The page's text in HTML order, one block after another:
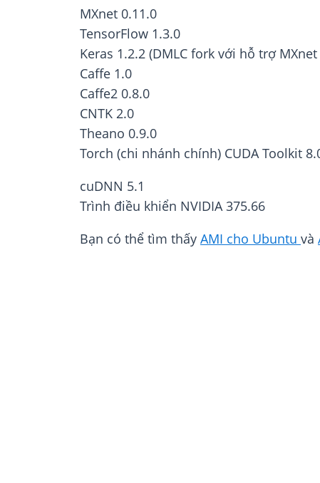
MXnet 0.11.0
TensorFlow 1.3.0
Keras 1.2.2 (DMLC fork với hỗ trợ MXnet
Caffe 1.0
Caffe2 0.8.0
CNTK 2.0
Theano 0.9.0
Torch (chi nhánh chính) CUDA Toolkit
cuDNN 5.1
Trình điều khiển NVIDIA 375.66
Bạn có thể tìm thấy AMI cho Ubuntu và